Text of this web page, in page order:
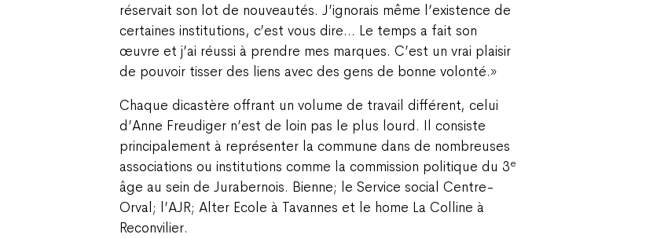
réservait son lot de nouveautés. J’ignorais même l’existence de
certaines institutions, c’est vous dire… Le temps a fait son
œuvre et j’ai réussi à prendre mes marques. C’est un vrai plaisir
de pouvoir tisser des liens avec des gens de bonne volonté.»
Chaque dicastère offrant un volume de travail différent, celui
d’Anne Freudiger n’est de loin pas le plus lourd. Il consiste
principalement à représenter la commune dans de nombreuses
associations ou institutions comme la commission politique du 3e
âge au sein de Jurabernois. Bienne; le Service social Centre-
Orval; l’AJR; Alter Ecole à Tavannes et le home La Colline à
Reconvilier.